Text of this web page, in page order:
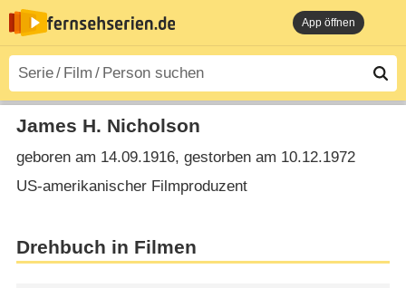
App öffnen
James H. Nicholson
geboren am 14.09.1916, gestorben am 10.12.1972
US-amerikanischer Filmproduzent
Drehbuch in Filmen